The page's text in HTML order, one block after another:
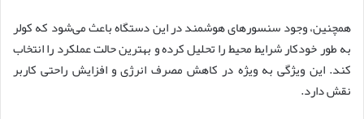
همچنین، وجود سنسورهای هوشمند در این دستگاه باعث می‌شود که کولر
به طور خودکار شرایط محیط را تحلیل کرده و بهترین حالت عملکرد را انتخاب
کند. این ویژگی به ویژه در کاهش مصرف انرژی و افزایش راحتی کاربر
نقش دارد.